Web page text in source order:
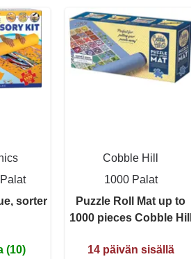
sorter
(10)
Cobble Hill
1000 Palat
Puzzle Roll Mat up to
1000 pieces Cobble Hill
14 päivän sisällä